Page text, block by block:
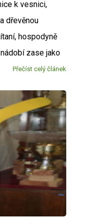
k vesnici,
dřevěnou
hospodyně
zase jako
Přečíst celý článek